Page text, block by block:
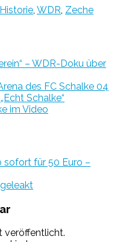
Historie, WDR, Zeche
– WDR-Doku über
des FC Schalke 04
Schalke“
im Video
für 50 Euro –
veröffentlicht.